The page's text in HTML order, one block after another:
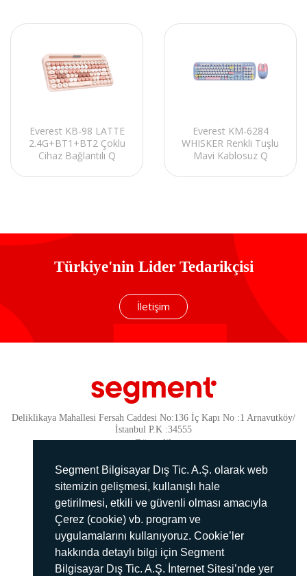
Segment Bilgisayar Dış Tic. A.Ş. olarak web
sitemizin gelişmesi, kullanışlı hale
getirilmesi, etkili ve güvenli olması amacıyla
Çerez (cookie) vb. program ve
uygulamalarını kullanıyoruz. Cookie’ler
hakkında detaylı bilgi için Segment
Bilgisayar Dış Tic. A.Ş. İnternet Sitesi’nde yer
Everest KB-98 LATTE
2.4G+BT1+BT2 Çoklu
Cihaz Bağlantılı Q
Everest KM-6284
WHISKER Renkli Tuşlu
Mavi Kablosuz Q
Türkiye'nin Lider Tedarikçisi
İletişim
Deliklikaya Mahallesi Fersah Caddesi No:136 İç Kapı No :1 Arnavutköy/
İstanbul P.K :34555
Güvenlik
KVKK Politikamız
Gizlilik Politikamız
Aydınlatma Metni
İmha Politikası
444 78 99